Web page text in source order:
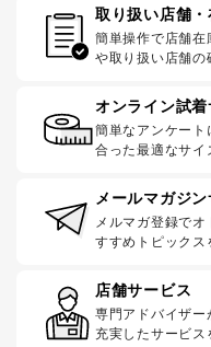
取り扱い店舗
簡単操作で店舗在
や取り扱い店舗の
オンライン試
簡単なアンケート
合った最適なサイ
メールマガジン
メルマガ登録で
すすめトピックス
店舗サービス
専門アドバイザー
充実したサービス